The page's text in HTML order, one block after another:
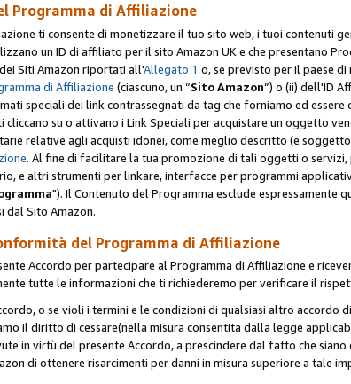
Programma di Affiliazione
ti consente di monetizzare il tuo sito web, i tuoi contenuti
un ID di affiliato per il sito Amazon UK e che presentano
Siti Amazon riportati all'Allegato 1 o, se previsto per il paese
di Affiliazione (ciascuno, un “Sito Amazon”) o (ii) dell'ID
speciali dei link contrassegnati da tag che forniamo ed essere
cliccano su o attivano i Link Speciali per acquistare un oggetto
relative agli acquisti idonei, come meglio descritto (e
. Al fine di facilitare la tua promozione di tali oggetti o
e altri strumenti per linkare, interfacce per programmi
"). Il Contenuto del Programma esclude
dal Sito Amazon.
del Programma di Affiliazione
Accordo per partecipare al Programma di Affiliazione e
tutte le informazioni che ti richiederemo per verificare il
o se violi i termini e le condizioni di qualsiasi altro
il diritto di cessare(nella misura consentita dalla legge
in virtù del presente Accordo, a prescindere dal fatto che
di ottenere risarcimenti per danni in misura superiore a tale